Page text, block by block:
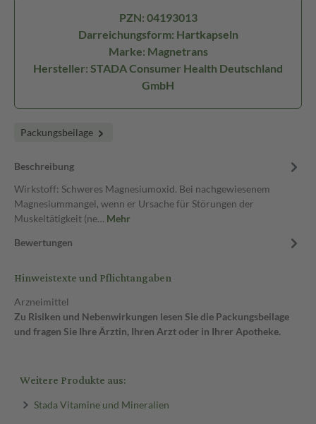
PZN: 04193013
Darreichungsform: Hartkapseln
Marke: Magnetrans
Hersteller: STADA Consumer Health Deutschland
GmbH
Packungsbeilage
Beschreibung
Wirkstoff: Schweres Magnesiumoxid. Bei nachgewiesenem
Magnesiummangel, wenn er Ursache für Störungen der
Muskeltätigkeit (ne… Mehr
Bewertungen
Hinweistexte und Pflichtangaben
Arzneimittel
Zu Risiken und Nebenwirkungen lesen Sie die Packungsbeilage
und fragen Sie Ihre Ärztin, Ihren Arzt oder in Ihrer Apotheke.
Weitere Produkte aus:
Stada Vitamine und Mineralien